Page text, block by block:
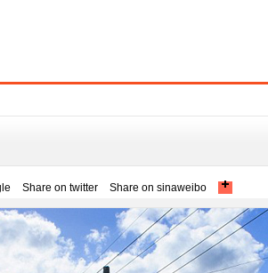
Share on twitter Share on sinaweibo